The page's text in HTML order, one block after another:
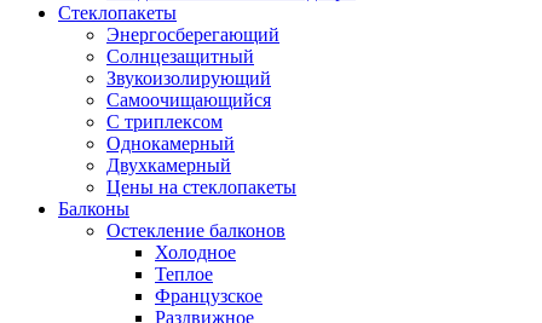
Стеклопакеты
Энергосберегающий
Солнцезащитный
Звукоизолирующий
Самоочищающийся
С триплексом
Однокамерный
Двухкамерный
Цены на стеклопакеты
Балконы
Остекление балконов
Холодное
Теплое
Французское
Раздвижное